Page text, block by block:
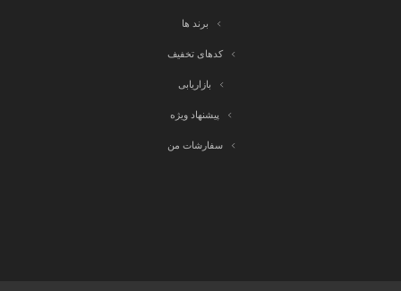
برند ها
کدهای تخفیف
بازاریابی
پیشنهاد ویژه
سفارشات من